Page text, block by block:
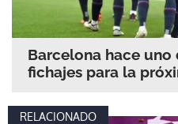
Barcelona hace uno
fichajes para la
RELACIONADO